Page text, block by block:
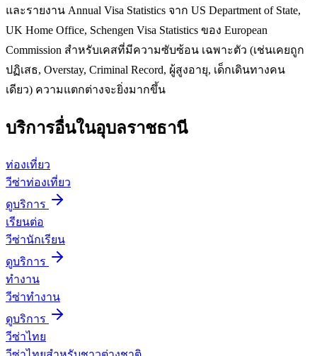
และรายงาน Annual Visa Statistics จาก US Department of State,
UK Home Office, Schengen Visa Statistics ของ European
Commission สำหรับเคสที่มีความซับซ้อน เฉพาะตัว (เช่นเคยถูก
ปฏิเสธ, Overstay, Criminal Record, ผู้สูงอายุ, เด็กเดินทางคน
เดียว) ความแตกต่างจะยิ่งมากขึ้น
บริการอื่นในอุบลราชธานี
ท่องเที่ยว
วีซ่าท่องเที่ยว
ดูบริการ
เรียนต่อ
วีซ่านักเรียน
ดูบริการ
ทำงาน
วีซ่าทำงาน
ดูบริการ
วีซ่าไทย